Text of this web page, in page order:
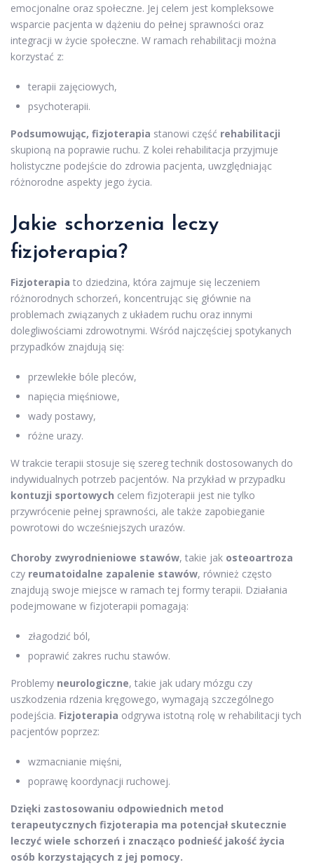
emocjonalne oraz społeczne. Jej celem jest kompleksowe
wsparcie pacjenta w dążeniu do pełnej sprawności oraz
integracji w życie społeczne. W ramach rehabilitacji można
korzystać z:
terapii zajęciowych,
psychoterapii.
Podsumowując, fizjoterapia stanowi część rehabilitacji
skupioną na poprawie ruchu. Z kolei rehabilitacja przyjmuje
holistyczne podejście do zdrowia pacjenta, uwzględniając
różnorodne aspekty jego życia.
Jakie schorzenia leczy
fizjoterapia?
Fizjoterapia to dziedzina, która zajmuje się leczeniem
różnorodnych schorzeń, koncentrując się głównie na
problemach związanych z układem ruchu oraz innymi
dolegliwościami zdrowotnymi. Wśród najczęściej spotykanych
przypadków znajdują się:
przewlekłe bóle pleców,
napięcia mięśniowe,
wady postawy,
różne urazy.
W trakcie terapii stosuje się szereg technik dostosowanych do
indywidualnych potrzeb pacjentów. Na przykład w przypadku
kontuzji sportowych celem fizjoterapii jest nie tylko
przywrócenie pełnej sprawności, ale także zapobieganie
powrotowi do wcześniejszych urazów.
Choroby zwyrodnieniowe stawów, takie jak osteoartroza
czy reumatoidalne zapalenie stawów, również często
znajdują swoje miejsce w ramach tej formy terapii. Działania
podejmowane w fizjoterapii pomagają:
złagodzić ból,
poprawić zakres ruchu stawów.
Problemy neurologiczne, takie jak udary mózgu czy
uszkodzenia rdzenia kręgowego, wymagają szczególnego
podejścia. Fizjoterapia odgrywa istotną rolę w rehabilitacji tych
pacjentów poprzez:
wzmacnianie mięśni,
poprawę koordynacji ruchowej.
Dzięki zastosowaniu odpowiednich metod
terapeutycznych fizjoterapia ma potencjał skutecznie
leczyć wiele schorzeń i znacząco podnieść jakość życia
osób korzystających z jej pomocy.